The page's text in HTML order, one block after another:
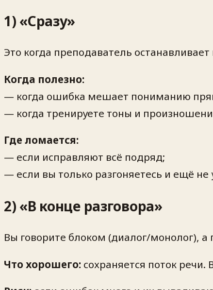
1) «Сразу»
Это когда преподаватель останавливает
Когда полезно:
— когда ошибка мешает пониманию
— когда тренируете тоны и
Где ломается:
— если исправляют всё подряд;
— если вы только разгоняетесь и ещё не
2) «В конце разговора»
Вы говорите блоком (диалог/монолог), а
Что хорошего: сохраняется поток